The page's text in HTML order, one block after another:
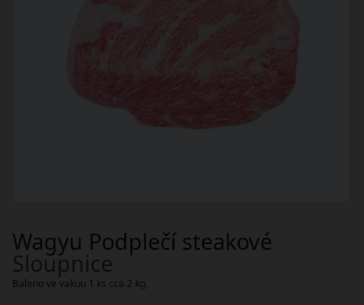
Baleno ve vakuu 1 ks cca 2 kg.
Wagyu Podplečí steakové
Sloupnice